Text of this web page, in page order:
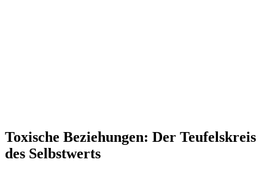
Toxische Beziehungen: Der Teufelskreis
des Selbstwerts